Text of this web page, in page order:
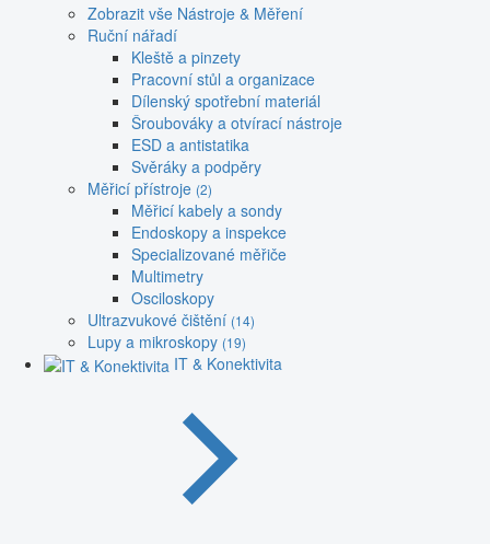
Zobrazit vše Nástroje & Měření
Ruční nářadí
Kleště a pinzety
Pracovní stůl a organizace
Dílenský spotřební materiál
Šroubováky a otvírací nástroje
ESD a antistatika
Svěráky a podpěry
Měřicí přístroje (2)
Měřicí kabely a sondy
Endoskopy a inspekce
Specializované měřiče
Multimetry
Osciloskopy
Ultrazvukové čištění (14)
Lupy a mikroskopy (19)
IT & Konektivita